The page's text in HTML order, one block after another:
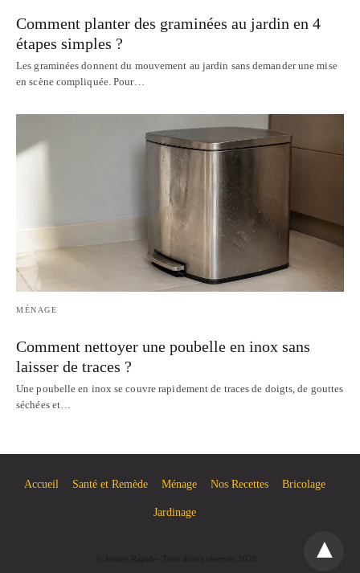
Comment planter des graminées au jardin en 4
étapes simples ?
Les graminées donnent du mouvement au jardin sans demander une mise
en scène compliquée. Pour…
MÉNAGE
Comment nettoyer une poubelle en inox sans
laisser de traces ?
Une poubelle en inox se couvre rapidement de traces de doigts, de gouttes
séchées et…
Accueil Santé et Remède Ménage Nos Recettes Bricolage
Jardinage